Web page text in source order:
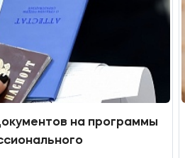
на программы